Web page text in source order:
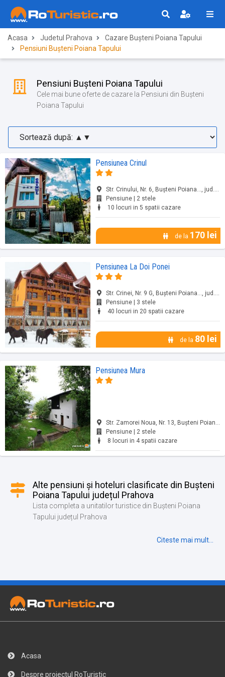
Acasa Judetul Prahova
Cazare Bușteni Poiana Tapului
Pensiuni Bușteni Poiana Tapului
Pensiuni Bușteni Poiana Tapului
Cele mai bune oferte de cazare la Pensiuni din Bușteni
Poiana Tapului
Pensiunea Crinul
Str. Crinului, Nr. 6, Bușteni Poiana..., jud. Prahova
Pensiune | 2 stele
10 locuri in 5 spatii cazare
de la 170 lei
Pensiunea La Doi Ponei
Str. Crinei, Nr. 9 G, Bușteni Poiana..., jud. Prahova
Pensiune | 3 stele
40 locuri in 20 spatii cazare
de la 80 lei
Pensiunea Mura
Str. Zamorei Noua, Nr. 13, Bușteni Poiana..., jud. Prahova
Pensiune | 2 stele
8 locuri in 4 spatii cazare
Alte pensiuni și hoteluri clasificate din Bușteni
Poiana Tapului județul Prahova
Lista completa a unitatilor turistice din Bușteni Poiana
Tapului județul Prahova
Citeste mai mult...
Acasa
Despre proiectul RoTuristic